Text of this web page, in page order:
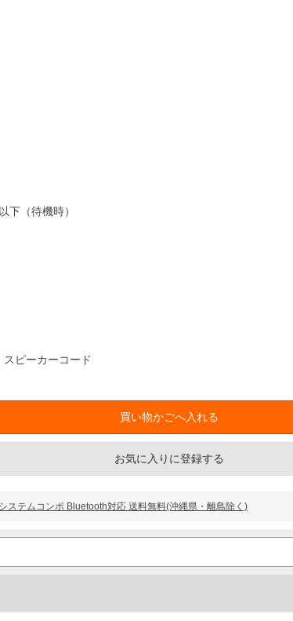
（待機時）
ピーカーコード
お気に入りに登録する
ステムコンポ Bluetooth対応 送料無料(沖縄県・離島除く)